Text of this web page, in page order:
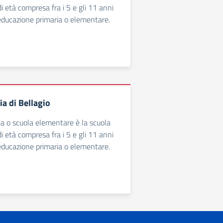
età compresa fra i 5 e gli 11 anni
primaria o elementare.
di Bellagio
o scuola elementare è la scuola
età compresa fra i 5 e gli 11 anni
primaria o elementare.